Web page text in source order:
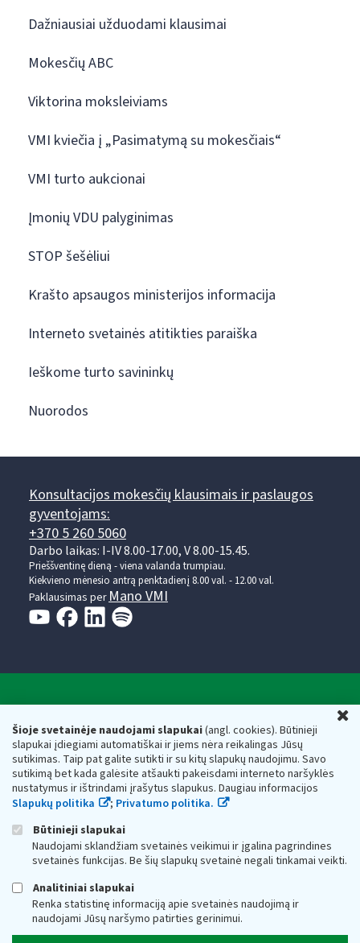
Šioje svetainėje naudojami slapukai(angl. cookies). Būtinieji
slapukai įdiegiami automatiškai ir jiems nėra reikalingas Jūsų
sutikimas. Taip pat galite sutikti ir su kitų slapukų naudojimu. Savo
sutikimą bet kada galėsite atšaukti pakeisdami interneto naršyklės
nustatymus ir ištrindami įrašytus slapukus. Daugiau informacijos
Slapukų politika
; Privatumo politika.
Būtinieji slapukai
Naudojami sklandžiam svetainės veikimui ir įgalina pagrindines
svetainės funkcijas. Be šių slapukų svetainė negali tinkamai veikti.
Analitiniai slapukai
Renka statistinę informaciją apie svetainės naudojimą ir
naudojami Jūsų naršymo patirties gerinimui.
Dažniausiai užduodami klausimai
Mokesčių ABC
Viktorina moksleiviams
VMI kviečia į „Pasimatymą su mokesčiais“
VMI turto aukcionai
Įmonių VDU palyginimas
STOP šešėliui
Krašto apsaugos ministerijos informacija
Interneto svetainės atitikties paraiška
Ieškome turto savininkų
Nuorodos
Konsultacijos mokesčių klausimais ir paslaugos
gyventojams:
+370 5 260 5060
Darbo laikas: I-IV 8.00-17.00, V 8.00-15.45.
Prieššventinę dieną - viena valanda trumpiau.
Kiekvieno mėnesio antrą penktadienį 8.00 val. - 12.00 val.
Paklausimas per Mano VMI
Respublikos finansų ministerijos
Biudžetinė įstaiga. Juridinio asmens kodas — 188659752,
adresas: Vasario 16-osios g. 14, 01107 Vilnius, Lietuva, el.paštas:
vmi@vmi.lt, E. pristatymo dėžutės adresas 188659752
Duomenys apie Valstybinę mokesčių inspekciją prie Lietuvos
Respublikos finansų ministerijos kaupiami ir saugomi Juridinių